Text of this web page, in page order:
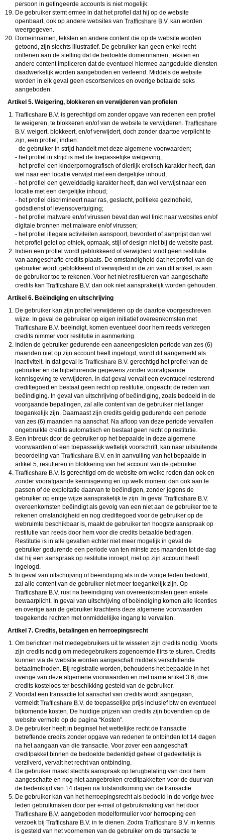
persoon in gefingeerde accounts is niet mogelijk.
De gebruiker stemt ermee in dat het profiel dat hij op de website
openbaart, ook op andere websites van
kan worden
weergegeven.
Domeinnamen, teksten en andere content die op de website worden
getoond, zijn slechts illustratief. De gebruiker kan geen enkel recht
ontlenen aan de stelling dat de bedoelde domeinnamen, teksten en
andere content impliceren dat de eventueel hiermee aangeduide diensten
daadwerkelijk worden aangeboden en verleend. Middels de website
worden in elk geval geen escortservices en overige betaalde seks
aangeboden.
Artikel 5. Weigering, blokkeren en verwijderen van profielen
is gerechtigd om zonder opgave van redenen een profiel
te weigeren, te blokkeren en/of van de website te verwijderen.
weigert, blokkeert, en/of verwijdert, doch zonder daartoe verplicht te
zijn, een profiel, indien:
- de gebruiker in strijd handelt met deze algemene voorwaarden;
- het profiel in strijd is met de toepasselijke wetgeving;
- het profiel een kinderpornografisch of dierlijk erotisch karakter heeft, dan
wel naar een locatie verwijst met een dergelijke inhoud;
- het profiel een gewelddadig karakter heeft, dan wel verwijst naar een
locatie met een dergelijke inhoud;
- het profiel discrimineert naar ras, geslacht, politieke gezindheid,
godsdienst of levensovertuiging;
- het profiel malware en/of virussen bevat dan wel linkt naar websites en/of
digitale bronnen met malware en/of virussen;
- het profiel illegale activiteiten aanspoort, bevordert of aanprijst dan wel
het profiel gelet op ethiek, opmaak, stijl of design niet bij de website past.
Indien een profiel wordt geblokkeerd of verwijderd vindt geen restitutie
van aangeschafte credits plaats. De omstandigheid dat het profiel van de
gebruiker wordt geblokkeerd of verwijderd in de zin van dit artikel, is aan
de gebruiker toe te rekenen. Voor het niet restitueren van aangeschafte
credits kan
dan ook niet aansprakelijk worden gehouden.
Artikel 6. Beëindiging en uitschrijving
De gebruiker kan zijn profiel verwijderen op de daartoe voorgeschreven
wijze. In geval de gebruiker op eigen initiatief overeenkomsten met
beëindigt, komen eventueel door hem reeds verkregen
credits nimmer voor restitutie in aanmerking.
Indien de gebruiker gedurende een aaneengesloten periode van zes (6)
maanden niet op zijn account heeft ingelogd, wordt dit aangemerkt als
inactiviteit. In dat geval is
gerechtigd het profiel van de
gebruiker en de bijbehorende gegevens zonder voorafgaande
kennisgeving te verwijderen. In dat geval vervalt een eventueel resterend
credittegoed en bestaat geen recht op restitutie, ongeacht de reden van
beëindiging. In geval van uitschrijving of beëindiging, zoals bedoeld in de
voorgaande bepalingen, zal alle content van de gebruiker niet langer
toegankelijk zijn. Daarnaast zijn credits geldig gedurende een periode
van zes (6) maanden na aanschaf. Na afloop van deze periode vervallen
ongebruikte credits automatisch en bestaat geen recht op restitutie.
Een inbreuk door de gebruiker op het bepaalde in deze algemene
voorwaarden of een toepasselijk wettelijk voorschrift, kan naar uitsluitende
beoordeling van
en in aanvulling van het bepaalde in
artikel 5, resulteren in blokkering van het account van de gebruiker.
is gerechtigd om de website om welke reden dan ook en
zonder voorafgaande kennisgeving en op welk moment dan ook aan te
passen of de exploitatie daarvan te beëindigen, zonder jegens de
gebruiker op enige wijze aansprakelijk te zijn. In geval
overeenkomsten beëindigt als gevolg van een niet aan de gebruiker toe te
rekenen omstandigheid en nog credittegoed voor de gebruiker op de
webruimte beschikbaar is, maakt de gebruiker ten hoogste aanspraak op
restitutie van reeds door hem voor die credits betaalde bedragen.
Restitutie is in alle gevallen echter niet meer mogelijk in geval de
gebruiker gedurende een periode van ten minste zes maanden tot de dag
dat hij een aanspraak op restitutie inroept, niet op zijn account heeft
ingelogd.
In geval van uitschrijving of beëindiging als in de vorige leden bedoeld,
zal alle content van de gebruiker niet meer toegankelijk zijn. Op
rust na beëindiging van overeenkomsten geen enkele
bewaarplicht. In geval van uitschrijving of beëindiging komen alle licenties
en overige aan de gebruiker krachtens deze algemene voorwaarden
toegekende rechten met onmiddellijke ingang te vervallen.
Artikel 7. Credits, betalingen en herroepingsrecht
Om berichten met medegebruikers uit te wisselen zijn credits nodig. Voorts
zijn credits nodig om medegebruikers zogenoemde flirts te sturen. Credits
kunnen via de website worden aangeschaft middels verschillende
betaalmethoden. Bij registratie worden, behoudens het bepaalde in het
overige van deze algemene voorwaarden en met name artikel 3.6, drie
credits kosteloos ter beschikking gesteld van de gebruiker.
Voordat een transactie tot aanschaf van credits wordt aangegaan,
vermeldt
de toepasselijke prijs inclusief btw en eventueel
bijkomende kosten. De huidige prijzen van credits zijn bovendien op de
website vermeld op de pagina “Kosten”.
De gebruiker heeft in beginsel het wettelijke recht de transactie
betreffende credits zonder opgave van redenen te ontbinden tot 14 dagen
na het aangaan van die transactie. Voor zover een aangeschaft
creditpakket binnen de bedoelde bedenktijd geheel of gedeeltelijk is
verzilverd, vervalt het recht van ontbinding.
De gebruiker maakt slechts aanspraak op terugbetaling van door hem
aangeschafte en nog niet aangebroken creditpakketten voor de duur van
de bedenktijd van 14 dagen na totstandkoming van de transactie.
De gebruiker kan van het herroepingsrecht als bedoeld in de vorige twee
leden gebruikmaken door per e-mail of gebruikmaking van het door
aangeboden modelformulier voor herroeping een
verzoek bij
in te dienen. Zodra
in kennis
is gesteld van het voornemen van de gebruiker om de transactie te